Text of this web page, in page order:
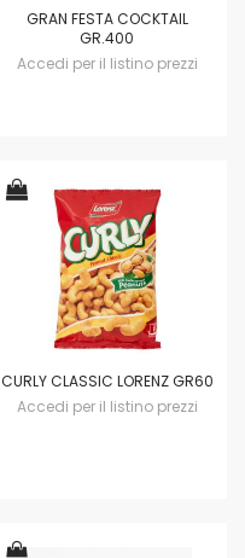
GRAN FESTA COCKTAIL
GR.400
Accedi per il listino prezzi
CURLY CLASSIC LORENZ GR60
Accedi per il listino prezzi